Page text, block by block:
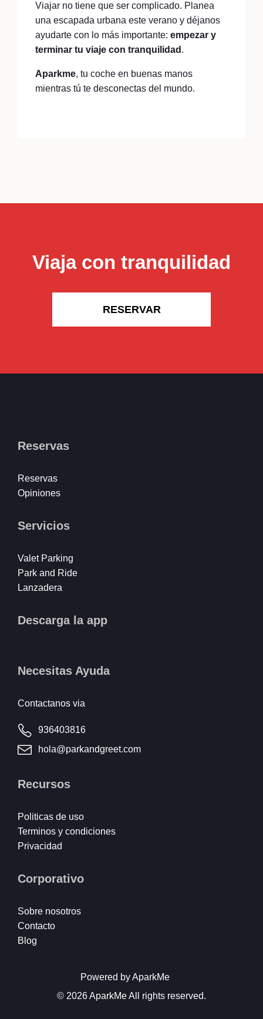
Viajar no tiene que ser complicado. Planea
una escapada urbana este verano y déjanos
ayudarte con lo más importante: empezar y
terminar tu viaje con tranquilidad .
Aparkme, tu coche en buenas manos
mientras tú te desconectas del mundo.
Viaja con tranquilidad
RESERVAR
Reservas
Reservas
Opiniones
Servicios
Valet Parking
Park and Ride
Lanzadera
Descarga la app
Necesitas Ayuda
Contactanos via
936403816
hola@parkandgreet.com
Recursos
Politicas de uso
Terminos y condiciones
Privacidad
Corporativo
Sobre nosotros
Contacto
Blog
Powered by AparkMe
© 2026 AparkMe All rights reserved.